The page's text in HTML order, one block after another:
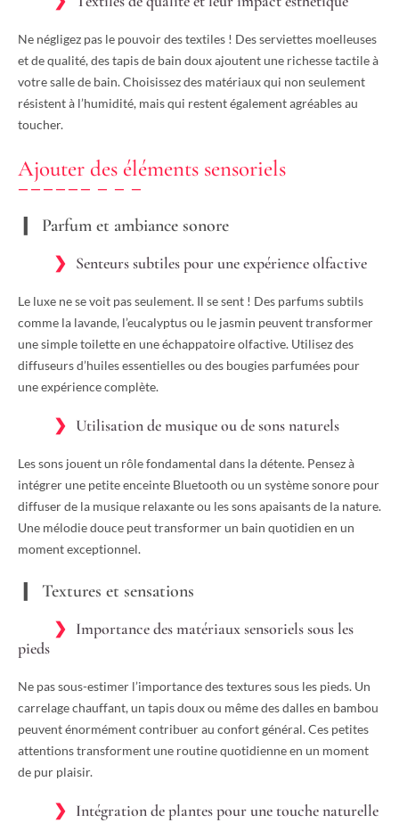
Ne négligez pas le pouvoir des textiles ! Des serviettes moelleuses
et de qualité, des tapis de bain doux ajoutent une richesse tactile à
votre salle de bain. Choisissez des matériaux qui non seulement
résistent à l’humidité, mais qui restent également agréables au
toucher.
Ajouter des éléments sensoriels
Parfum et ambiance sonore
Senteurs subtiles pour une expérience olfactive
Le luxe ne se voit pas seulement. Il se sent ! Des parfums subtils
comme la lavande, l’eucalyptus ou le jasmin peuvent transformer
une simple toilette en une échappatoire olfactive. Utilisez des
diffuseurs d’huiles essentielles ou des bougies parfumées pour
une expérience complète.
Utilisation de musique ou de sons naturels
Les sons jouent un rôle fondamental dans la détente. Pensez à
intégrer une petite enceinte Bluetooth ou un système sonore pour
diffuser de la musique relaxante ou les sons apaisants de la nature.
Une mélodie douce peut transformer un bain quotidien en un
moment exceptionnel.
Textures et sensations
Importance des matériaux sensoriels sous les
pieds
Ne pas sous-estimer l’importance des textures sous les pieds. Un
carrelage chauffant, un tapis doux ou même des dalles en bambou
peuvent énormément contribuer au confort général. Ces petites
attentions transforment une routine quotidienne en un moment
de pur plaisir.
Intégration de plantes pour une touche naturelle